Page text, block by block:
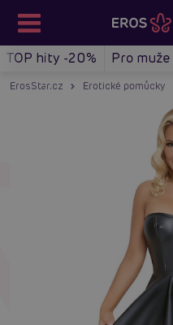
TOP hity -20% Pro muže
ErosStar.cz Erotické pomůcky